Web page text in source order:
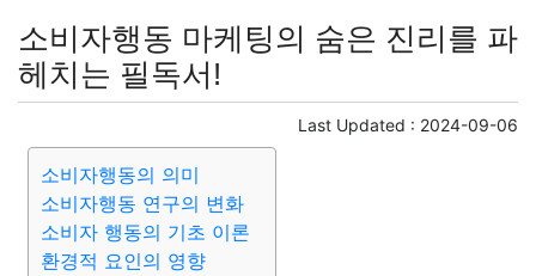
소비자행동 마케팅의 숨은 진리를 파
헤치는 필독서!
Last Updated : 2024-09-06
소비자행동의 의미
소비자행동 연구의 변화
소비자 행동의 기초 이론
환경적 요인의 영향